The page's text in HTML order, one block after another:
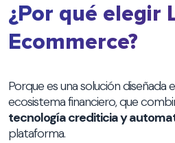
¿Por qué elegir
Ecommerce?
Porque es una solución
ecosistema financiero, que
tecnología crediticia y
plataforma.